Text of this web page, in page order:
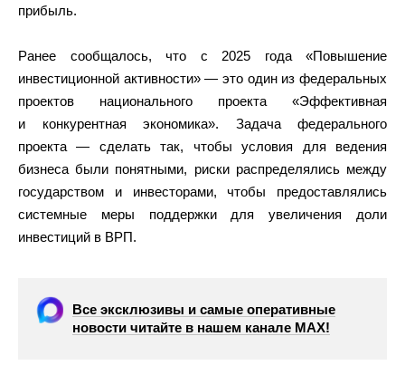
прибыль.
Ранее сообщалось, что с 2025 года «Повышение
инвестиционной активности» — это один из федеральных
проектов национального проекта «Эффективная
и конкурентная экономика». Задача федерального
проекта — сделать так, чтобы условия для ведения
бизнеса были понятными, риски распределялись между
государством и инвесторами, чтобы предоставлялись
системные меры поддержки для увеличения доли
инвестиций в ВРП.
Все эксклюзивы и самые оперативные
новости читайте в нашем канале МАХ!